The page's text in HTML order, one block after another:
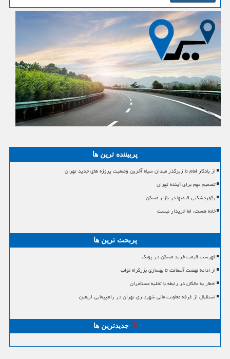
پربیننده ترین ها
از یادگار امام تا زیرگذر میدان سپاه آخرین وضعیت پروژه های جدید تهران
تصمیم مهم برای آینده تهران
رکوردشکنی قیمتها در بازار مسکن
خانه هست، اما خریدار نیست
پربحث ترین ها
فهرست قیمت خرید مسکن در پونک
از ادامه نهضت آسفالت تا بهسازی بزرگراه نواب
اخطار به مالکان در رابطه با تخلیه مستأجران
استقبال از غرفه معاونت مالی شهرداری تهران در راهپیمایی اربعین
جدیدترین ها